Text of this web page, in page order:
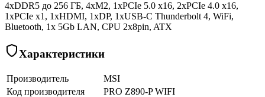
4xDDR5 до 256 ГБ, 4xM2, 1xPCIe 5.0 x16, 2xPCIe 4.0 x16,
1xPCIe x1, 1xHDMI, 1xDP, 1xUSB-C Thunderbolt 4, WiFi,
Bluetooth, 1x 5Gb LAN, CPU 2x8pin, ATX
Характеристики
Производитель
MSI
Код производителя
PRO Z890-P WIFI